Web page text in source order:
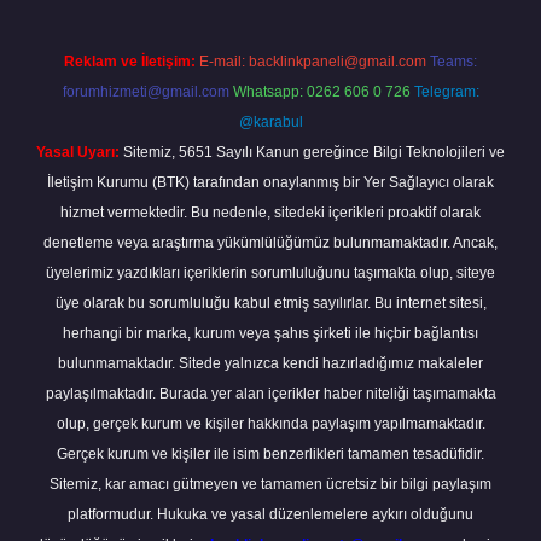
Reklam ve İletişim: E-mail: backlinkpaneli@gmail.com Teams:
forumhizmeti@gmail.com Whatsapp: 0262 606 0 726 Telegram:
@karabul
Yasal Uyarı: Sitemiz, 5651 Sayılı Kanun gereğince Bilgi Teknolojileri ve
İletişim Kurumu (BTK) tarafından onaylanmış bir Yer Sağlayıcı olarak
hizmet vermektedir. Bu nedenle, sitedeki içerikleri proaktif olarak
denetleme veya araştırma yükümlülüğümüz bulunmamaktadır. Ancak,
üyelerimiz yazdıkları içeriklerin sorumluluğunu taşımakta olup, siteye
üye olarak bu sorumluluğu kabul etmiş sayılırlar. Bu internet sitesi,
herhangi bir marka, kurum veya şahıs şirketi ile hiçbir bağlantısı
bulunmamaktadır. Sitede yalnızca kendi hazırladığımız makaleler
paylaşılmaktadır. Burada yer alan içerikler haber niteliği taşımamakta
olup, gerçek kurum ve kişiler hakkında paylaşım yapılmamaktadır.
Gerçek kurum ve kişiler ile isim benzerlikleri tamamen tesadüfidir.
Sitemiz, kar amacı gütmeyen ve tamamen ücretsiz bir bilgi paylaşım
platformudur. Hukuka ve yasal düzenlemelere aykırı olduğunu